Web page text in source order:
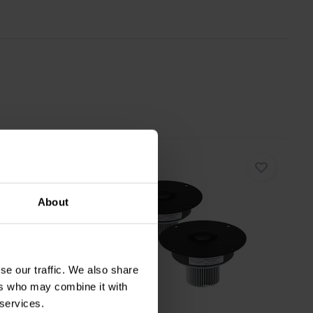
About
our traffic. We also share
who may combine it with